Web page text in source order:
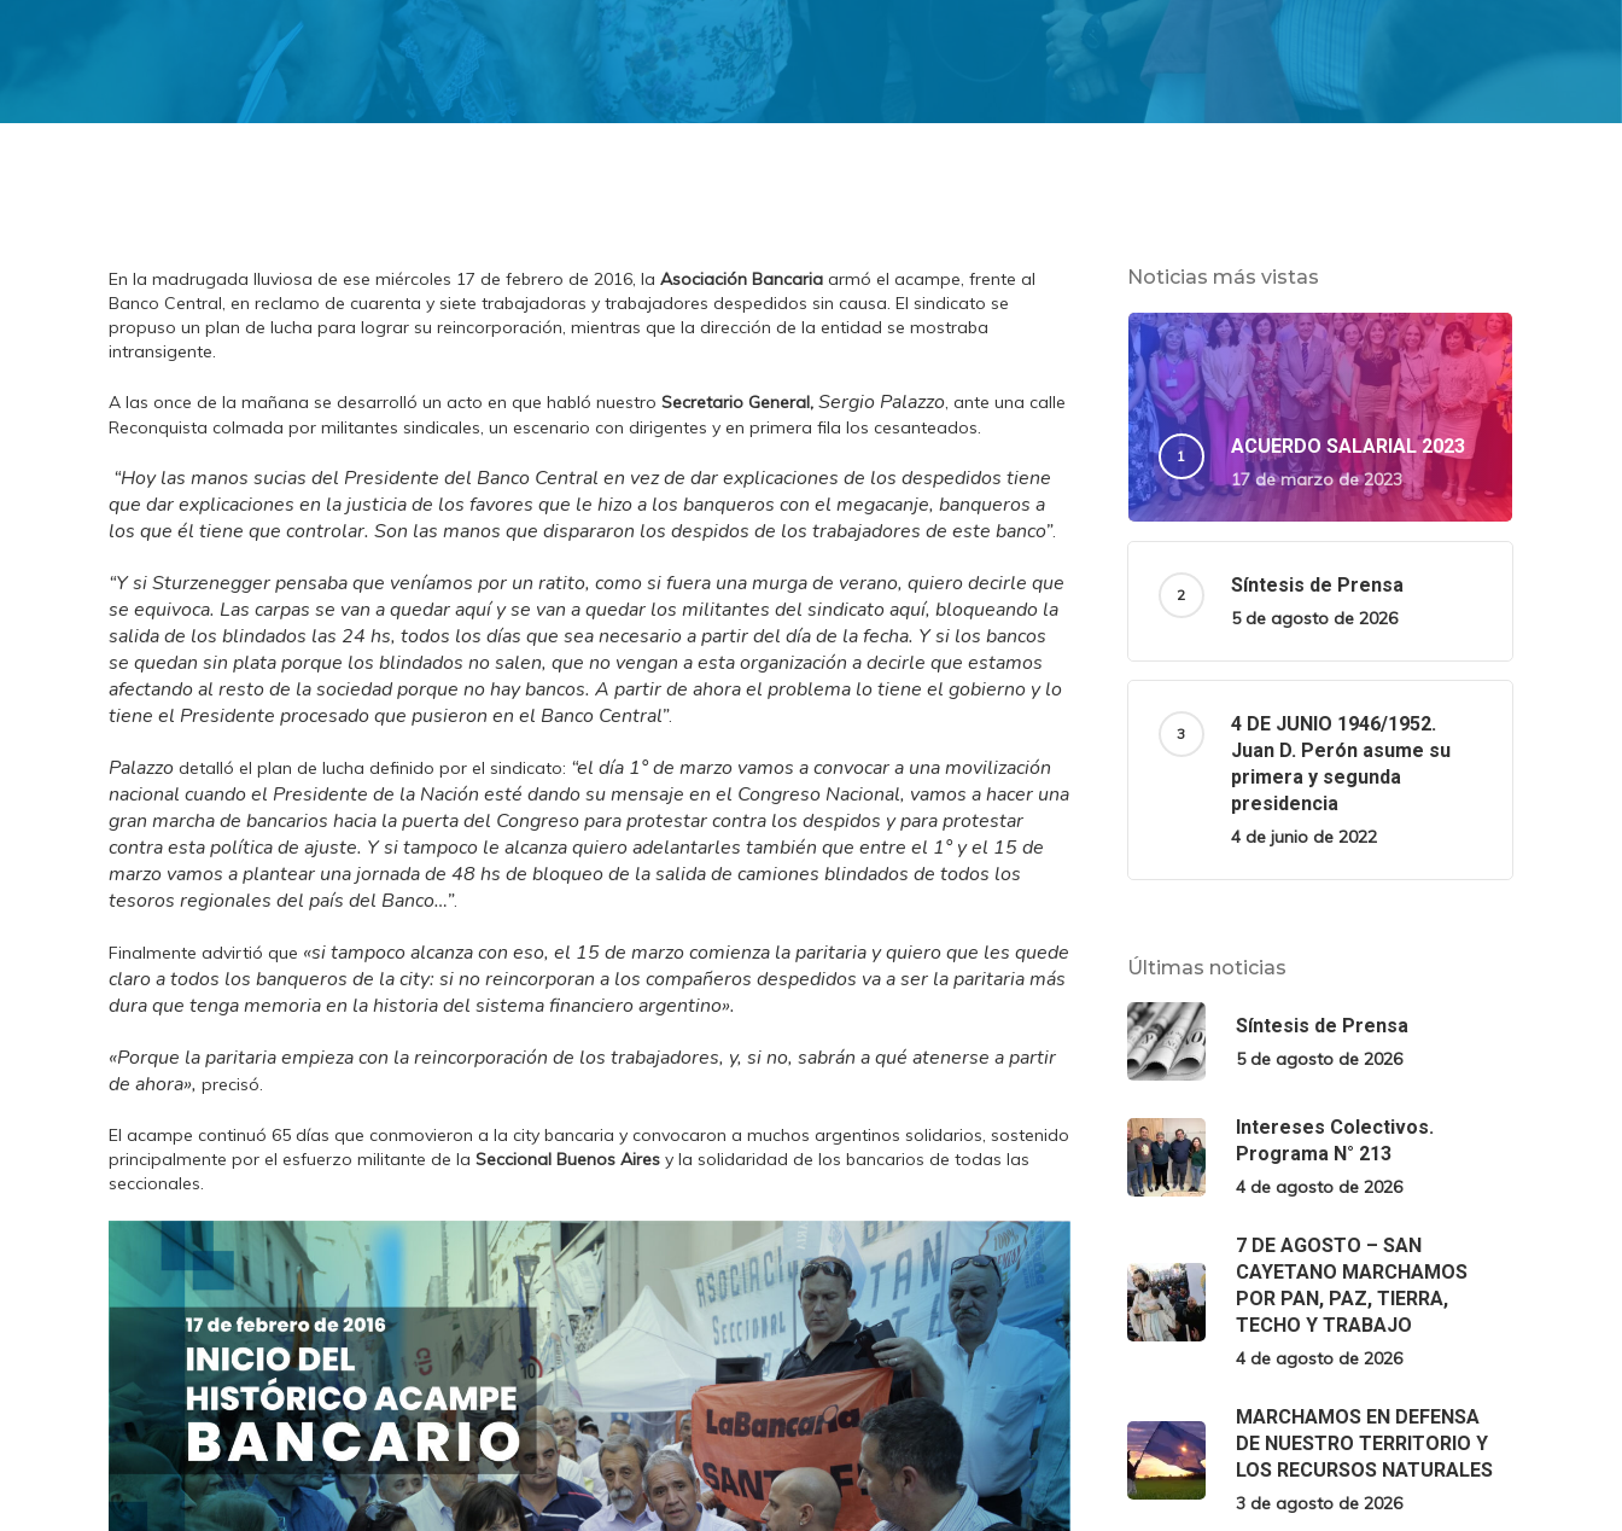
En la madrugada lluviosa de ese miércoles 17 de febrero de 2016, la Asociación Bancaria armó el acampe, frente al
Banco Central, en reclamo de cuarenta y siete trabajadoras y trabajadores despedidos sin causa. El sindicato se
propuso un plan de lucha para lograr su reincorporación, mientras que la dirección de la entidad se mostraba
intransigente.
A las once de la mañana se desarrolló un acto en que habló nuestro Secretario General, Sergio Palazzo, ante una calle
Reconquista colmada por militantes sindicales, un escenario con dirigentes y en primera fila los cesanteados.
“Hoy las manos sucias del Presidente del Banco Central en vez de dar explicaciones de los despedidos tiene
que dar explicaciones en la justicia de los favores que le hizo a los banqueros con el megacanje, banqueros a
los que él tiene que controlar. Son las manos que dispararon los despidos de los trabajadores de este banco”.
“Y si Sturzenegger pensaba que veníamos por un ratito, como si fuera una murga de verano, quiero decirle que
se equivoca. Las carpas se van a quedar aquí y se van a quedar los militantes del sindicato aquí, bloqueando la
salida de los blindados las 24 hs, todos los días que sea necesario a partir del día de la fecha. Y si los bancos
se quedan sin plata porque los blindados no salen, que no vengan a esta organización a decirle que estamos
afectando al resto de la sociedad porque no hay bancos. A partir de ahora el problema lo tiene el gobierno y lo
tiene el Presidente procesado que pusieron en el Banco Central”.
Palazzo detalló el plan de lucha definido por el sindicato: “el día 1° de marzo vamos a convocar a una movilización
nacional cuando el Presidente de la Nación esté dando su mensaje en el Congreso Nacional, vamos a hacer una
gran marcha de bancarios hacia la puerta del Congreso para protestar contra los despidos y para protestar
contra esta política de ajuste. Y si tampoco le alcanza quiero adelantarles también que entre el 1° y el 15 de
marzo vamos a plantear una jornada de 48 hs de bloqueo de la salida de camiones blindados de todos los
tesoros regionales del país del Banco…”.
Finalmente advirtió que «si tampoco alcanza con eso, el 15 de marzo comienza la paritaria y quiero que les quede
claro a todos los banqueros de la city: si no reincorporan a los compañeros despedidos va a ser la paritaria más
dura que tenga memoria en la historia del sistema financiero argentino».
«Porque la paritaria empieza con la reincorporación de los trabajadores, y, si no, sabrán a qué atenerse a partir
de ahora», precisó.
El acampe continuó 65 días que conmovieron a la city bancaria y convocaron a muchos argentinos solidarios, sostenido
principalmente por el esfuerzo militante de la Seccional Buenos Aires y la solidaridad de los bancarios de todas las
seccionales.
Noticias más vistas
ACUERDO SALARIAL 2023
17 de marzo de 2023
Síntesis de Prensa
5 de agosto de 2026
4 DE JUNIO 1946/1952.
Juan D. Perón asume su
primera y segunda
presidencia
4 de junio de 2022
Últimas noticias
Síntesis de Prensa
5 de agosto de 2026
Intereses Colectivos.
Programa N° 213
4 de agosto de 2026
7 DE AGOSTO – SAN
CAYETANO MARCHAMOS
POR PAN, PAZ, TIERRA,
TECHO Y TRABAJO
4 de agosto de 2026
MARCHAMOS EN DEFENSA
DE NUESTRO TERRITORIO Y
LOS RECURSOS NATURALES
3 de agosto de 2026